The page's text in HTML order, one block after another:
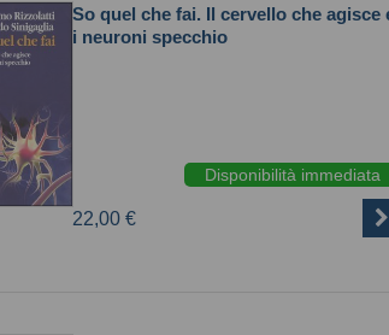
So quel che fai. Il cervello che agisce
i neuroni specchio
Disponibilità immediata
22,00 €